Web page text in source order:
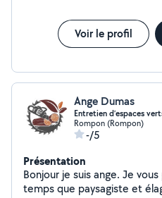
Voir le profil
Ange Dumas
Entretien d’espaces
Rompon (Rompon)
-/5
Présentation
Bonjour je suis ange. Je
temps que paysagiste et